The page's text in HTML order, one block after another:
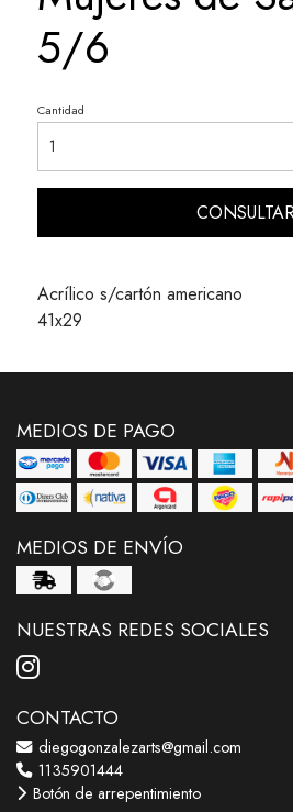
5/6
Cantidad
Acrílico s/cartón americano
41x29
MEDIOS DE PAGO
MEDIOS DE ENVÍO
NUESTRAS REDES SOCIALES
CONTACTO
diegogonzalezarts@gmail.com
1135901444
Botón de arrepentimiento